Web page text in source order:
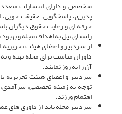
متخصص و دارای انتشارات
پذیری، پاسخگویی، حقیقت جویی،
حرفه ای و رعایت حقوق دیگران
راستای نیل به اهداف مجله و
از سردبیر و اعضای هیئت تحریریه
داوران مناسب برای مجله تهیه و
آن­ را به­ روز نمایند.
سردبیر و اعضای هیئت تحریریه
توجه به زمینه تخصصی، سرآمدی،
اهتمام ورزند.
سردبیر مجله باید از داوری­ های